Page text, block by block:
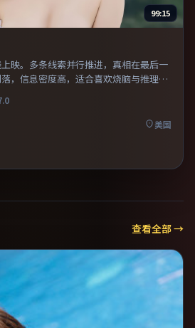
99:15
映。多条线索并行推进，真相在最后一
，信息密度高，适合喜欢烧脑与推理的
美国
查看全部 →